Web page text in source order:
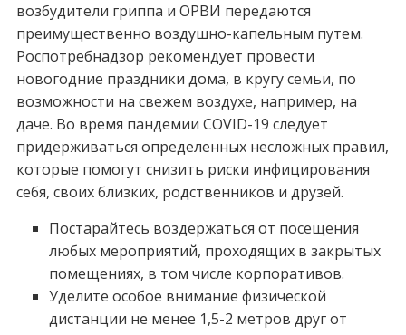
возбудители гриппа и ОРВИ передаются
преимущественно воздушно-капельным путем.
Роспотребнадзор рекомендует провести
новогодние праздники дома, в кругу семьи, по
возможности на свежем воздухе, например, на
даче. Во время пандемии COVID-19 следует
придерживаться определенных несложных правил,
которые помогут снизить риски инфицирования
себя, своих близких, родственников и друзей.
Постарайтесь воздержаться от посещения
любых мероприятий, проходящих в закрытых
помещениях, в том числе корпоративов.
Уделите особое внимание физической
дистанции не менее 1,5-2 метров друг от